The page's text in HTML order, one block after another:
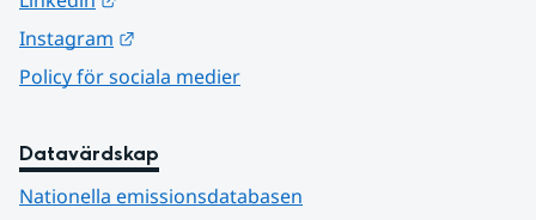
Instagram
Policy för sociala medier
Datavärdskap
Nationella emissionsdatabasen